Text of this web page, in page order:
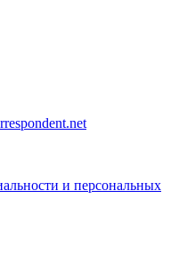
и персональных